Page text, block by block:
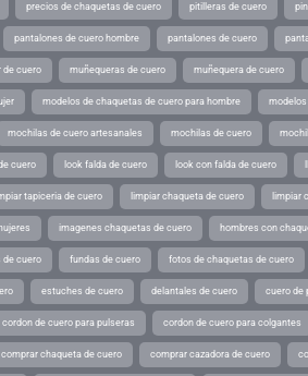
precios de chaquetas de cuero pitilleras de cuero
pantalones de cuero hombre pantalones de cuero
de cuero muñequeras de cuero muñequera de cuero
modelos de chaquetas de cuero para hombre modelos
mochilas de cuero artesanales mochilas de cuero
cuero look falda de cuero look con falda de cuero
tapiceria de cuero limpiar chaqueta de cuero limpiar
imagenes chaquetas de cuero hombres con
de cuero fundas de cuero fotos de chaquetas de cuero
estuches de cuero delantales de cuero cuero de
cordon de cuero para pulseras cordon de cuero para colgantes
comprar chaqueta de cuero comprar cazadora de cuero